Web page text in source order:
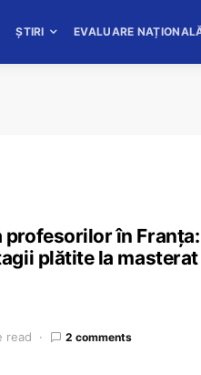
ȘTIRI EVALUARE
în
plătite la
read 2 comments